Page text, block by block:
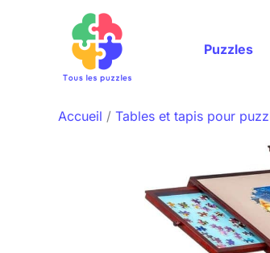
Puzzles
Accueil Tables et tapis pour